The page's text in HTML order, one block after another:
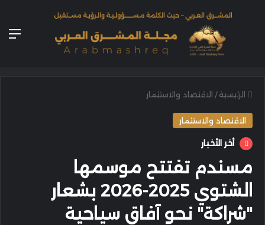
الرئيسية / الاقتصاد والاستثمار
الاقتصاد والاستثمار
أخر الأخبار
مسندم تفتتح موسمها
الشتوي 2025-2026 بشعار
"شراكة" نحو آفاق سياحية